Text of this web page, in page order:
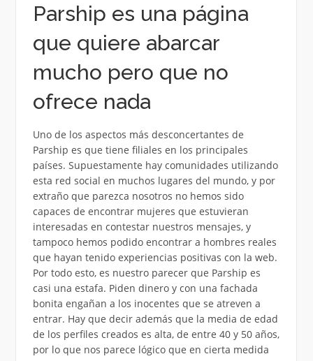
Parship es una página
que quiere abarcar
mucho pero que no
ofrece nada
Uno de los aspectos más desconcertantes de
Parship es que tiene filiales en los principales
países. Supuestamente hay comunidades utilizando
esta red social en muchos lugares del mundo, y por
extraño que parezca nosotros no hemos sido
capaces de encontrar mujeres que estuvieran
interesadas en contestar nuestros mensajes, y
tampoco hemos podido encontrar a hombres reales
que hayan tenido experiencias positivas con la web.
Por todo esto, es nuestro parecer que Parship es
casi una estafa. Piden dinero y con una fachada
bonita engañan a los inocentes que se atreven a
entrar. Hay que decir además que la media de edad
de los perfiles creados es alta, de entre 40 y 50 años,
por lo que nos parece lógico que en cierta medida